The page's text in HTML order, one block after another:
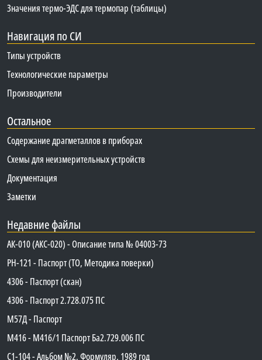
Значения термо-ЭДС для термопар (таблицы)
Навигация по СИ
Типы устройств
Технологические параметры
Производители
Остальное
Содержание драгметаллов в приборах
Схемы для неизмерительных устройств
Документация
Заметки
Недавние файлы
АК-010 (АКС-020) - Описание типа № 04003-73
PH-121 - Паспорт (ТО, Методика поверки)
4306 - Паспорт (скан)
4306 - Паспорт 2.728.075 ПС
М57Д - Паспорт
М416 - М416/1 Паспорт Ба2.729.006 ПС
C1-104 - Альбом №2. Формуляр, 1989 год